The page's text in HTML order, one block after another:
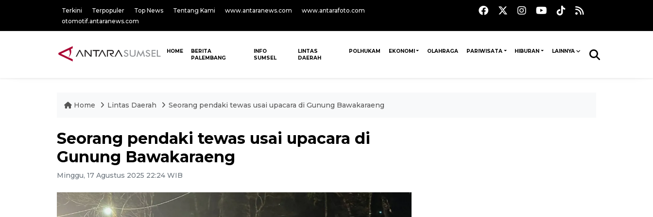
Terkini Terpopuler Top News Tentang Kami www.antaranews.com
www.antarafoto.com
otomotif.antaranews.com
HOME
BERITA
PALEMBANG
INFO
SUMSEL
LINTAS
DAERAH
POLHUKAM EKONOMI OLAHRAGA PARIWISATA HIBURAN LAINNYA
Home Lintas Daerah Seorang pendaki tewas usai upacara di Gunung Bawakaraeng
Seorang pendaki tewas usai upacara di
Gunung Bawakaraeng
Minggu, 17 Agustus 2025 22:24 WIB